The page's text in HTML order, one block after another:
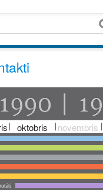
oktobris novembris